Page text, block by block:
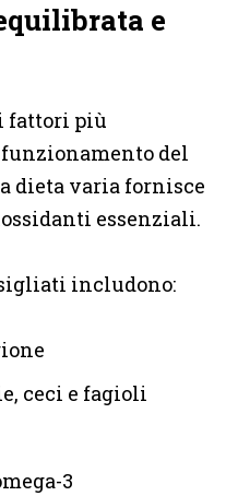
e
fattori più
del
dieta varia fornisce
essenziali.
includono:
ceci e fagioli
3